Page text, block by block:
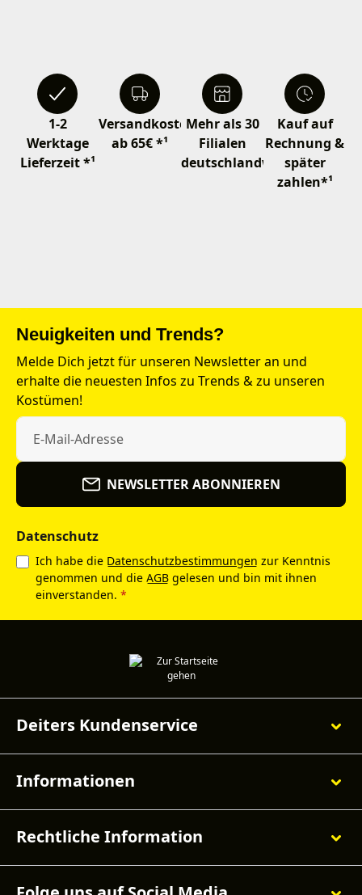
1-2
Werktage
Lieferzeit *¹
Versandkostenfrei
ab 65€ *¹
Mehr als 30
Filialen
deutschlandweit
Kauf auf
Rechnung &
später
zahlen*¹
Neuigkeiten und Trends?
Melde Dich jetzt für unseren Newsletter an und
erhalte die neuesten Infos zu Trends & zu unseren
Kostümen!
NEWSLETTER ABONNIEREN
Datenschutz
Ich habe die Datenschutzbestimmungen zur Kenntnis
genommen und die AGB gelesen und bin mit ihnen
einverstanden. *
Deiters Kundenservice
Informationen
Rechtliche Information